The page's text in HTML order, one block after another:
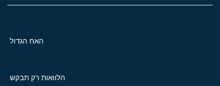
האח הגדול
הלוואות רק תבקש